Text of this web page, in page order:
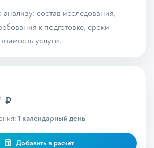
состав исследования,
к подготовке, сроки
услуги.
₽
1 календарный день
Добавить в расчёт